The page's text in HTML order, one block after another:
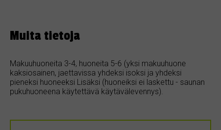
Muita tietoja
Makuuhuoneita 3-4, huoneita 5-6 (yksi makuuhuone
kaksiosainen, jaettavissa yhdeksi isoksi ja yhdeksi
pieneksi huoneeksi Lisäksi (huoneiksi ei laskettu - saunan
pukuhuoneena käytettävä käytävälevennys).